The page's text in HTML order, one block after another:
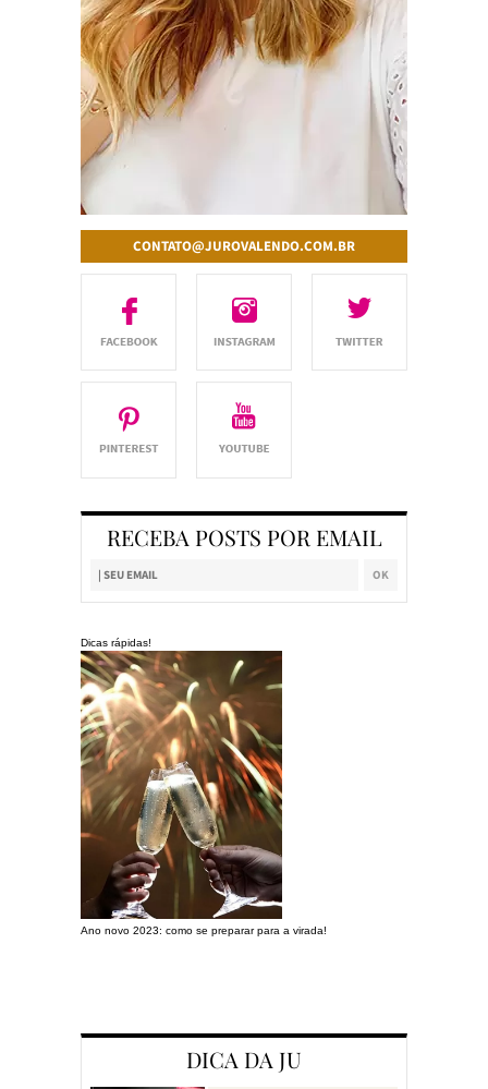
CONTATO@JUROVALENDO.COM.BR
RECEBA POSTS POR EMAIL
Dicas rápidas!
Ano novo 2023: como se preparar para a virada!
DICA DA JU